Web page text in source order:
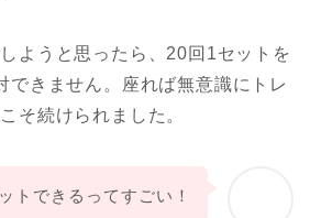
ようと思ったら、20回1セットを
できません。座れば無意識にトレ
そ続けられました。
トできるってすごい！